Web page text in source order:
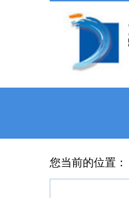
您当前的位置：